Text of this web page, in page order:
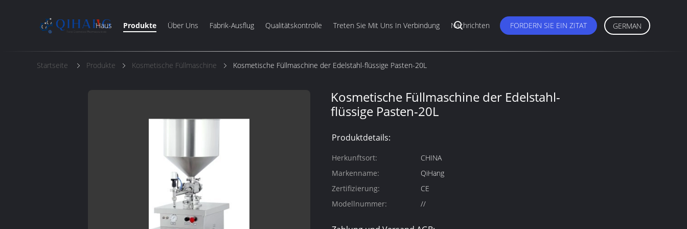
Haus Produkte Über Uns Fabrik-Ausflug Qualitätskontrolle Treten Sie Mit Uns In Verbindung Nachrichten FORDERN SIE EIN ZITAT GERMAN
Startseite Produkte Kosmetische Füllmaschine Kosmetische Füllmaschine der Edelstahl-flüssige Pasten-20L
Kosmetische Füllmaschine der Edelstahl-
flüssige Pasten-20L
Produktdetails:
Herkunftsort:
CHINA
Markenname:
QiHang
Zertifizierung:
CE
Modellnummer:
//